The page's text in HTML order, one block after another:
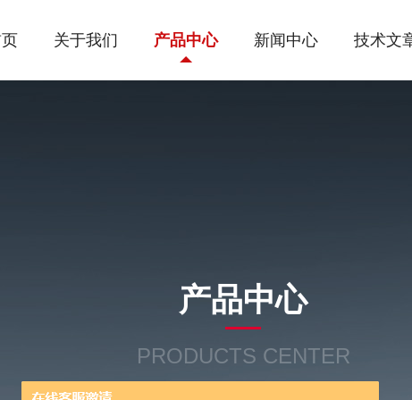
关于我们 产品中心 新闻中心 技术文
产品中心
PRODUCTS CENTER